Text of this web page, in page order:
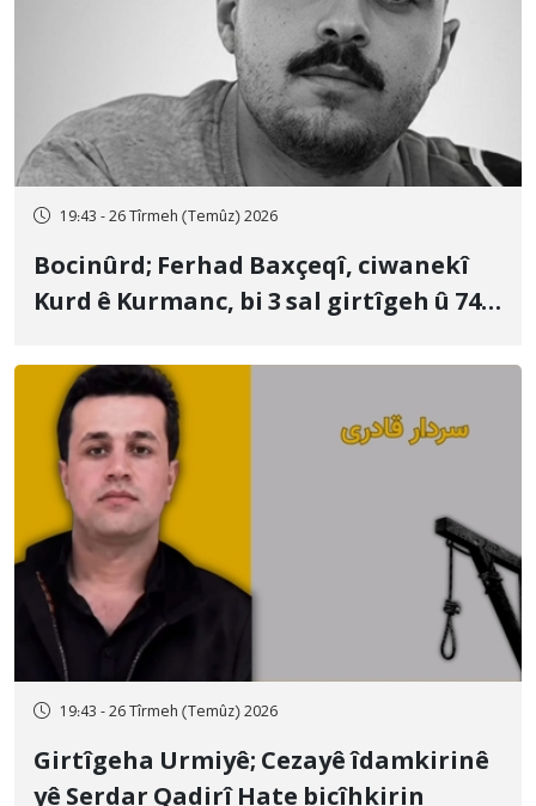
19:43 - 26 Tîrmeh (Temûz) 2026
Bocinûrd; Ferhad Baxçeqî, ciwanekî
Kurd ê Kurmanc, bi 3 sal girtîgeh û 74
19:43 - 26 Tîrmeh (Temûz) 2026
Girtîgeha Urmiyê; Cezayê îdamkirinê
yê Serdar Qadirî Hate bicîhkirin